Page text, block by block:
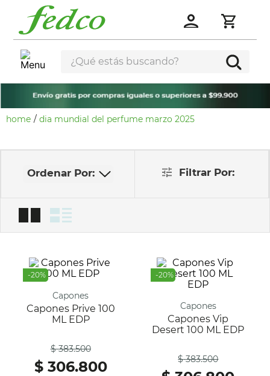
¿Qué estás buscando?
dia mundial del perfume marzo 2025
-20%
Capones
Capones Prive 100
ML EDP
$ 383.500
$ 306.800
-20%
Capones
Capones Vip
Desert 100 ML EDP
$ 383.500